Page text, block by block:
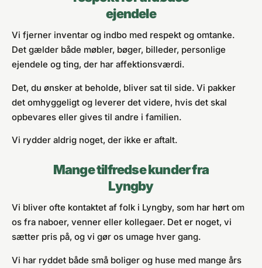
ejendele
Vi fjerner inventar og indbo med respekt og omtanke.
Det gælder både møbler, bøger, billeder, personlige
ejendele og ting, der har affektionsværdi.
Det, du ønsker at beholde, bliver sat til side. Vi pakker
det omhyggeligt og leverer det videre, hvis det skal
opbevares eller gives til andre i familien.
Vi rydder aldrig noget, der ikke er aftalt.
Mange tilfredse kunder fra
Lyngby
Vi bliver ofte kontaktet af folk i Lyngby, som har hørt om
os fra naboer, venner eller kollegaer. Det er noget, vi
sætter pris på, og vi gør os umage hver gang.
Vi har ryddet både små boliger og huse med mange års